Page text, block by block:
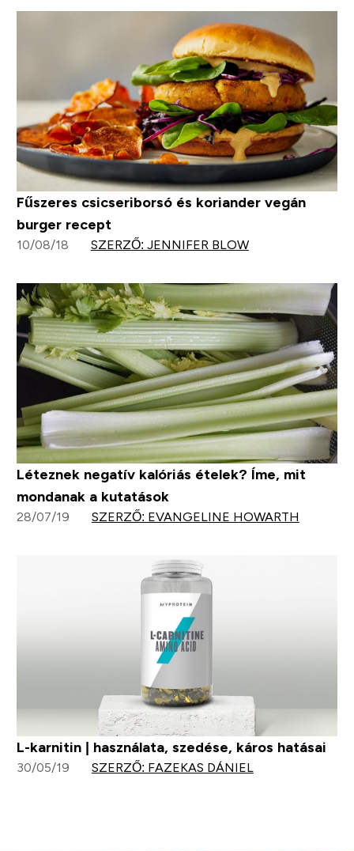
Fűszeres csicseriborsó és koriander vegán
burger recept
10/08/18 SZERZŐ: JENNIFER BLOW
Léteznek negatív kalóriás ételek? Íme, mit
mondanak a kutatások
28/07/19 SZERZŐ: EVANGELINE HOWARTH
L-karnitin | használata, szedése, káros hatásai
30/05/19 SZERZŐ: FAZEKAS DÁNIEL